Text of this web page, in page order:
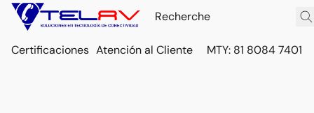
Certificaciones Atención al Cliente MTY: 81 8084 7401